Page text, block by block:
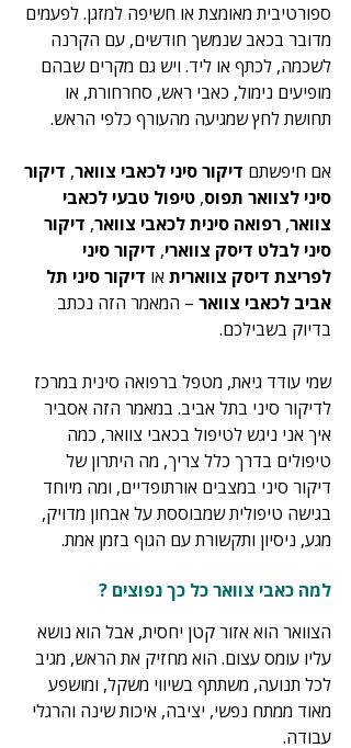
ספורטיבית מאומצת או חשיפה למזגן. לפעמים
מדובר בכאב שנמשך חודשים, עם הקרנה
לשכמה, לכתף או ליד. ויש גם מקרים שבהם
מופיעים נימול, כאבי ראש, סחרחורת, או
תחושת לחץ שמגיעה מהעורף כלפי הראש.
אם חיפשתם דיקור סיני לכאבי צוואר, דיקור
סיני לצוואר תפוס, טיפול טבעי לכאבי
צוואר, רפואה סינית לכאבי צוואר, דיקור
סיני לבלט דיסק צווארי, דיקור סיני
לפריצת דיסק צווארית או דיקור סיני תל
אביב לכאבי צוואר – המאמר הזה נכתב
בדיוק בשבילכם.
שמי עודד גיאת, מטפל ברפואה סינית במרכז
לדיקור סיני בתל אביב. במאמר הזה אסביר
איך אני ניגש לטיפול בכאבי צוואר, כמה
טיפולים בדרך כלל צריך, מה היתרון של
דיקור סיני במצבים אורתופדיים, ומה מיוחד
בגישה טיפולית שמבוססת על אבחון מדויק,
מגע, ניסיון ותקשורת עם הגוף בזמן אמת.
למה כאבי צוואר כל כך נפוצים ?
הצוואר הוא אזור קטן יחסית, אבל הוא נושא
עליו עומס עצום. הוא מחזיק את הראש, מגיב
לכל תנועה, משתתף בשיווי משקל, ומושפע
מאוד ממתח נפשי, יציבה, איכות שינה והרגלי
עבודה.